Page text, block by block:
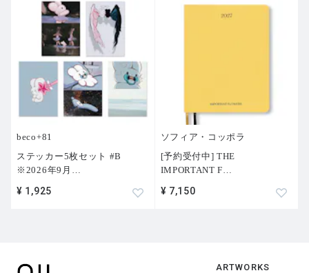
beco+81
ステッカー5枚セット #B
※2026年9月
¥ 1,925
ソフィア・コッポラ
[予約受付中] THE
IMPORTANT F
¥ 7,150
ARTWORKS